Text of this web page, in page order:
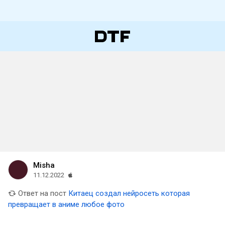
Misha
11.12.2022
Ответ на пост Китаец создал нейросеть которая
превращает в аниме любое фото